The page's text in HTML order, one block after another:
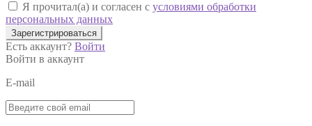
Я прочитал(а) и согласен с условиями обработки
персональных данных
Зарегистрироваться
Есть аккаунт? Войти
Войти в аккаунт
E-mail